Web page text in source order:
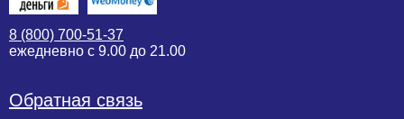
8 (800) 700-51-37
ежедневно с 9.00 до 21.00
Обратная связь